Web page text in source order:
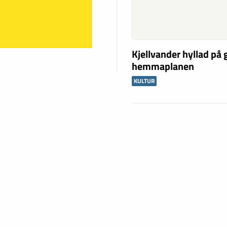
Kjellvander hyllad på
hemmaplanen
KULTUR